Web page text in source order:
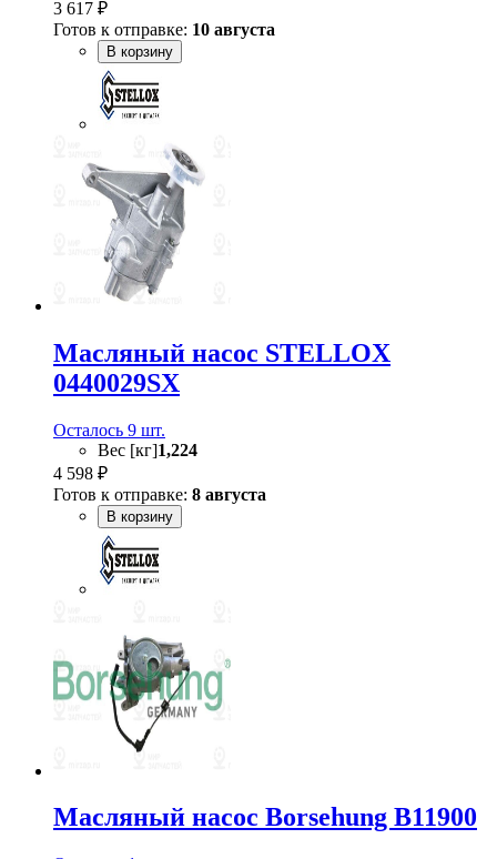
3 617 ₽
Готов к отправке: 10 августа
В корзину
Масляный насос STELLOX
0440029SX
Осталось 9 шт.
Вес [кг]1,224
4 598 ₽
Готов к отправке: 8 августа
В корзину
Масляный насос Borsehung B11900